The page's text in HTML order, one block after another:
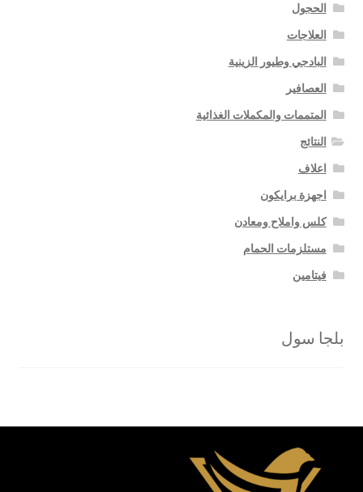
الحجول
العلاجات
البادجي وطيور الزينية
العصافير
المتممات والمكملات الغذائية
النتائج
اعلاف
اجهزة برايكون
كلس واملاح ومعادن
مستلزمات الحمام
فيتامين
بلجا سول